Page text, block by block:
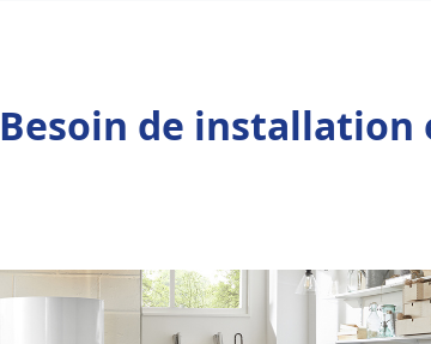
Besoin de installation